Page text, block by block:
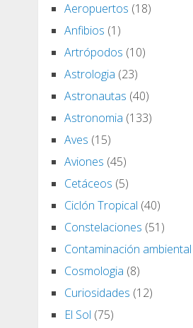
Aeropuertos (18)
Anfibios (1)
Artrópodos (10)
Astrologia (23)
Astronautas (40)
Astronomia (133)
Aves (15)
Aviones (45)
Cetáceos (5)
Ciclón Tropical (40)
Constelaciones (51)
Contaminación ambiental
Cosmologia (8)
Curiosidades (12)
El Sol (75)